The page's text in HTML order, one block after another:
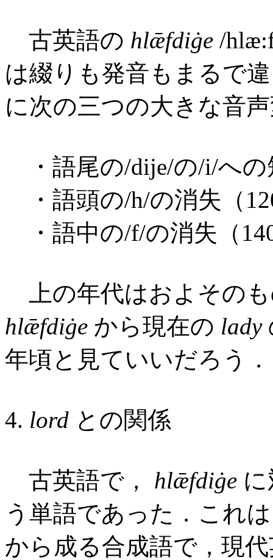
古英語の hlǣfdiġe /
は綴りも発音もまるで
に次の三つの大きな音
・語尾の/dije/の/i/への
・語頭の/h/の消失（
・語中の/f/の消失（
上の年代はおよその
hlǣfdiġe から現在の lady
年頃と見ていいだろう．
4. lord との関係
古英語で， hlǣfdiġe
う単語であった．これ
から成る合成語で，現